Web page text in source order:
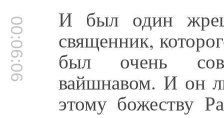
00:06:06 И был один
священник,
был очень
вайшнавом. И он
этому божеству